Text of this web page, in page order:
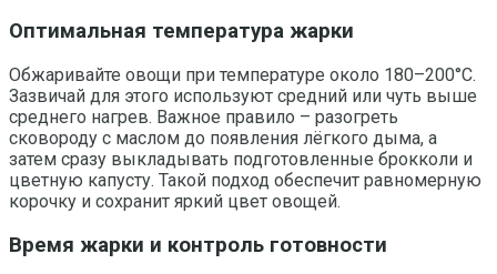
Оптимальная температура жарки
Обжаривайте овощи при температуре около 180–200°C.
Зазвичай для этого используют средний или чуть выше
среднего нагрев. Важное правило – разогреть
сковороду с маслом до появления лёгкого дыма, а
затем сразу выкладывать подготовленные брокколи и
цветную капусту. Такой подход обеспечит равномерную
корочку и сохранит яркий цвет овощей.
Время жарки и контроль готовности